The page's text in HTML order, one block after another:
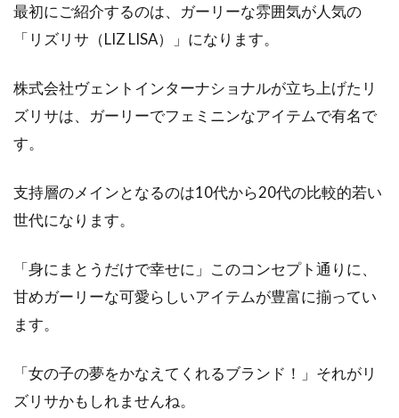
パーカーに合う上着は？女性におす
すめのコーディネート！
も、ボー...
ジャケットを羽織るならこのコーデ
で！春は軽めに着こなそう
つ季節です。そして、春は軽めのコーデが似合
います。...
最初にご紹介するのは、ガーリーな雰囲気が人気の
「リズリサ（LIZ LISA）」になります。
株式会社ヴェントインターナショナルが立ち上げたリ
ズリサは、ガーリーでフェミニンなアイテムで有名で
す。
支持層のメインとなるのは10代から20代の比較的若い
世代になります。
「身にまとうだけで幸せに」このコンセプト通りに、
甘めガーリーな可愛らしいアイテムが豊富に揃ってい
ます。
「女の子の夢をかなえてくれるブランド！」それがリ
ズリサかもしれませんね。